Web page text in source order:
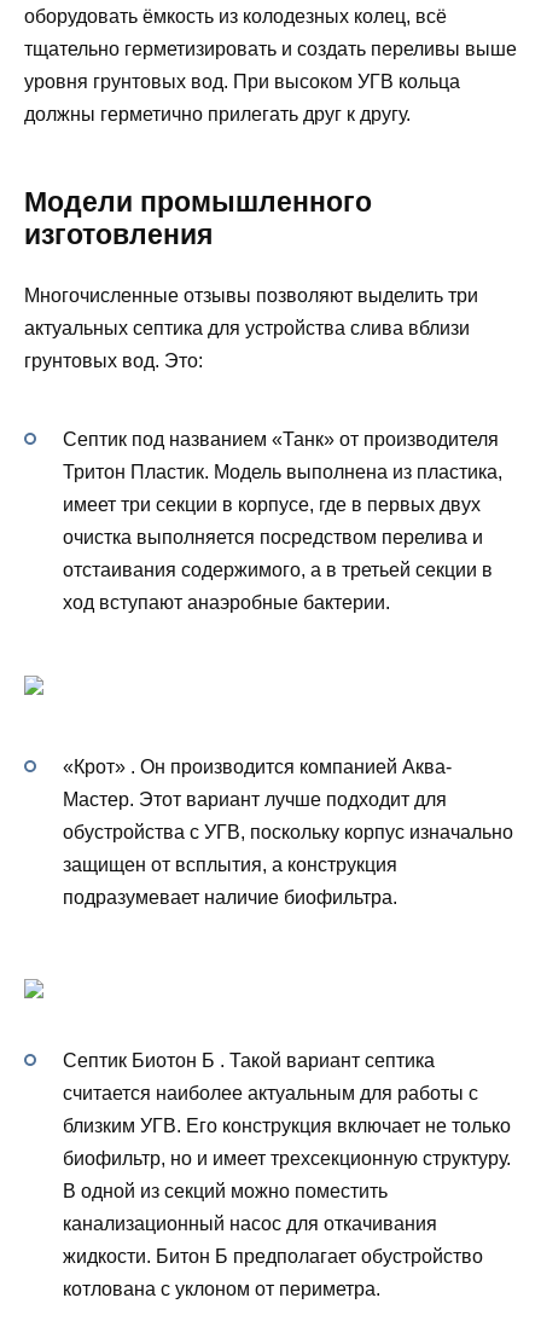
оборудовать ёмкость из колодезных колец, всё
тщательно герметизировать и создать переливы выше
уровня грунтовых вод. При высоком УГВ кольца
должны герметично прилегать друг к другу.
Модели промышленного
изготовления
Многочисленные отзывы позволяют выделить три
актуальных септика для устройства слива вблизи
грунтовых вод. Это:
Септик под названием «Танк» от производителя
Тритон Пластик. Модель выполнена из пластика,
имеет три секции в корпусе, где в первых двух
очистка выполняется посредством перелива и
отстаивания содержимого, а в третьей секции в
ход вступают анаэробные бактерии.
«Крот» . Он производится компанией Аква-
Мастер. Этот вариант лучше подходит для
обустройства с УГВ, поскольку корпус изначально
защищен от всплытия, а конструкция
подразумевает наличие биофильтра.
Септик Биотон Б . Такой вариант септика
считается наиболее актуальным для работы с
близким УГВ. Его конструкция включает не только
биофильтр, но и имеет трехсекционную структуру.
В одной из секций можно поместить
канализационный насос для откачивания
жидкости. Битон Б предполагает обустройство
котлована с уклоном от периметра.